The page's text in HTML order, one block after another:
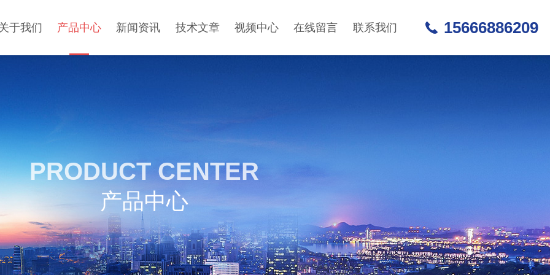
于我们 产品中心 新闻资讯 技术文章 视频中心 在线留言 联系我们 15666886209
PRODUCT CENTER
产品中心